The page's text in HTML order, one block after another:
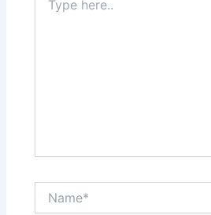
here..